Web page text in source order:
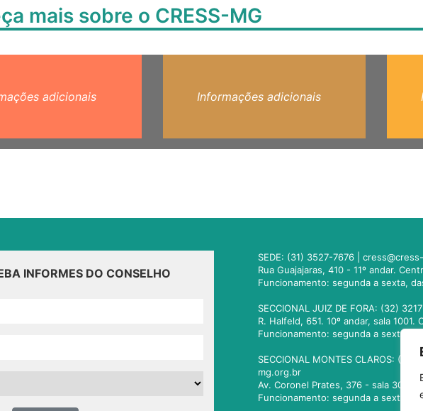
mais sobre o CRESS-MG
adicionais Informações adicionais
INFORMES DO CONSELHO
SEDE: (31) 3527-7676 |
Rua Guajajaras, 410 - 11º andar.
Funcionamento: segunda a sexta,
SECCIONAL JUIZ DE FORA: (32)
R. Halfeld, 651. 10º andar, sala
Funcionamento: segunda a sexta,
SECCIONAL MONTES CLAROS:
mg.org.br
Av. Coronel Prates, 376 - sala 301.
Funcionamento: segunda a sexta,